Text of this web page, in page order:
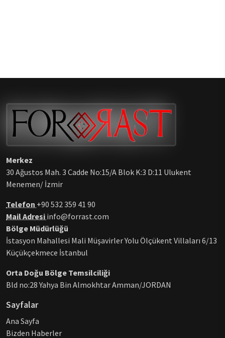
Merkez
30 Ağustos Mah. 3 Cadde No:15/A Blok K:3 D:11 Ulukent
Menemen/ İzmir
Telefon +90 532 359 41 90
Mail Adresi info@forrast.com
Bölge Müdürlüğü
İstasyon Mahallesi Mali Müşavirler Yolu Ölçükent Villaları 6/13
Küçükçekmece İstanbul
Orta Doğu Bölge Temsilciliği
Bld no:28 Yahya Bin Almokhtar Amman/JORDAN
Sayfalar
Ana Sayfa
Bizden Haberler